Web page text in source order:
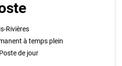
Rivières
à temps plein
Poste de jour